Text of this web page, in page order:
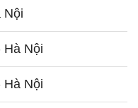
Nội
Hà Nội
Hà Nội